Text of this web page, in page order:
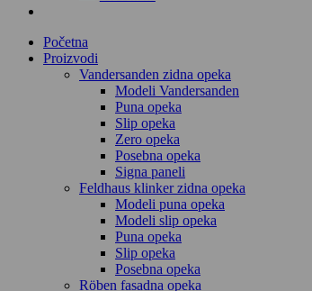
Početna
Proizvodi
Vandersanden zidna opeka
Modeli Vandersanden
Puna opeka
Slip opeka
Zero opeka
Posebna opeka
Signa paneli
Feldhaus klinker zidna opeka
Modeli puna opeka
Modeli slip opeka
Puna opeka
Slip opeka
Posebna opeka
Röben fasadna opeka